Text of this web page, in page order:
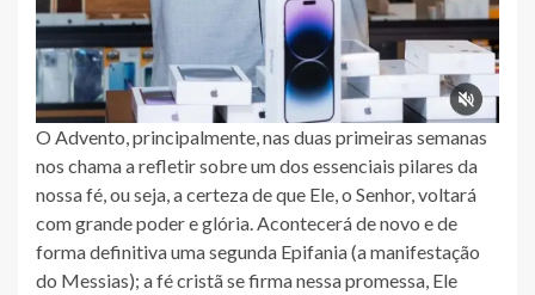
O Advento, principalmente, nas duas primeiras semanas
nos chama a refletir sobre um dos essenciais pilares da
nossa fé, ou seja, a certeza de que Ele, o Senhor, voltará
com grande poder e glória. Acontecerá de novo e de
forma definitiva uma segunda Epifania (a manifestação
do Messias); a fé cristã se firma nessa promessa, Ele